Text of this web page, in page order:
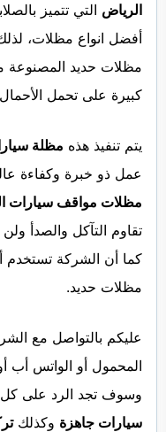
الرياض التي تتميز
أفضل انواع مظلات،
مظلات حديد المصنوعة
كبيرة على تحمل
يتم تنفيذ هذه مظلة
عمل ذو خبرة وكفاءة
مظلات مواقف سيارات
تقاوم التآكل والصدأ
كما أن الشركة تستخدم
مظلات حديد.
عليكم بالتواصل مع
المحمول أو الواتس أب
وسوف تجد الرد على كل
سيارات جاهزة وكذلك